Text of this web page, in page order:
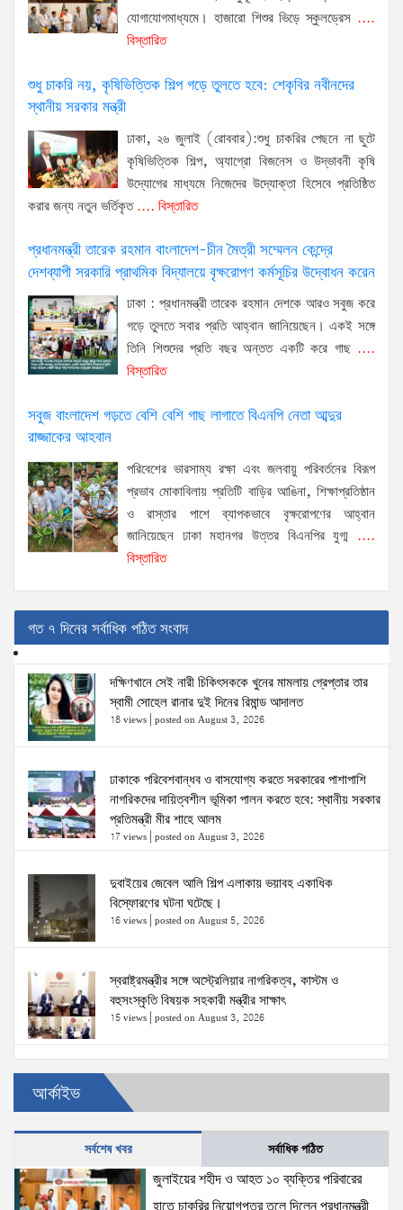
যোগাযোগমাধ্যমে। হাজারো শিশুর ভিড়ে স্কুলড্রেস ....
বিস্তারিত
শুধু চাকরি নয়, কৃষিভিত্তিক শিল্প গড়ে তুলতে হবে: শেকৃবির নবীনদের
স্থানীয় সরকার মন্ত্রী
ঢাকা, ২৬ জুলাই (রোববার):শুধু চাকরির পেছনে না ছুটে
কৃষিভিত্তিক শিল্প, অ্যাগ্রো বিজনেস ও উদ্ভাবনী কৃষি
উদ্যোগের মাধ্যমে নিজেদের উদ্যোক্তা হিসেবে প্রতিষ্ঠিত
করার জন্য নতুন ভর্তিকৃত.... বিস্তারিত
প্রধানমন্ত্রী তারেক রহমান বাংলাদেশ-চীন মৈত্রী সম্মেলন কেন্দ্রে
দেশব্যাপী সরকারি প্রাথমিক বিদ্যালয়ে বৃক্ষরোপণ কর্মসূচির উদ্বোধন করেন
ঢাকা : প্রধানমন্ত্রী তারেক রহমান দেশকে আরও সবুজ করে
গড়ে তুলতে সবার প্রতি আহ্বান জানিয়েছেন। একই সঙ্গে
তিনি শিশুদের প্রতি বছর অন্তত একটি করে গাছ....
বিস্তারিত
সবুজ বাংলাদেশ গড়তে বেশি বেশি গাছ লাগাতে বিএনপি নেতা আব্দুর
রাজ্জাকের আহবান
পরিবেশের ভারসাম্য রক্ষা এবং জলবায়ু পরিবর্তনের বিরূপ
প্রভাব মোকাবিলায় প্রতিটি বাড়ির আঙিনা, শিক্ষাপ্রতিষ্ঠান
ও রাস্তার পাশে ব্যাপকভাবে বৃক্ষরোপণের আহ্বান
জানিয়েছেন ঢাকা মহানগর উত্তর বিএনপির যুগ্ম ....
বিস্তারিত
গত ৭ দিনের সর্বাধিক পঠিত সংবাদ
দক্ষিণখানে সেই নারী চিকিৎসককে খুনের মামলায় গ্রেপ্তার তার
স্বামী সোহেল রানার দুই দিনের রিমান্ড আদালত
18 views posted on August 3, 2026
ঢাকাকে পরিবেশবান্ধব ও বাসযোগ্য করতে সরকারের পাশাপাশি
নাগরিকদের দায়িত্বশীল ভূমিকা পালন করতে হবে: স্থানীয় সরকার
প্রতিমন্ত্রী মীর শাহে আলম
17 views posted on August 3, 2026
দুবাইয়ের জেবেল আলি শিল্প এলাকায় ভয়াবহ একাধিক
বিস্ফোরণের ঘটনা ঘটেছে।
16 views posted on August 5, 2026
স্বরাষ্ট্রমন্ত্রীর সঙ্গে অস্ট্রেলিয়ার নাগরিকত্ব, কাস্টম ও
বহুসংস্কৃতি বিষয়ক সহকারী মন্ত্রীর সাক্ষাৎ
15 views posted on August 3, 2026
ঢাকা-১৮ আসনের দলিপাড়া- আহালিয়া সংযোগ সড়ক-
দখলমুক্ত রাস্তা চাই!
15 views|posted on August 6, 2026
জুলাইয়ের শহীদ ও আহত ১০ ব্যক্তির পরিবারের হাতে চাকরির
নিয়োগপত্র তুলে দিলেন প্রধানমন্ত্রী
আর্কাইভ
সর্বশেষ খবর সর্বাধিক পঠিত
জুলাইয়ের শহীদ ও আহত ১০ ব্যক্তির পরিবারের